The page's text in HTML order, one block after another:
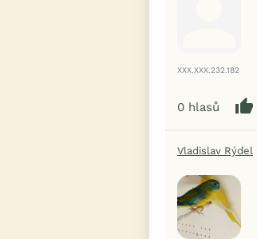
XXX.XXX.232.182
0 hlasů
Vladislav Rýdel